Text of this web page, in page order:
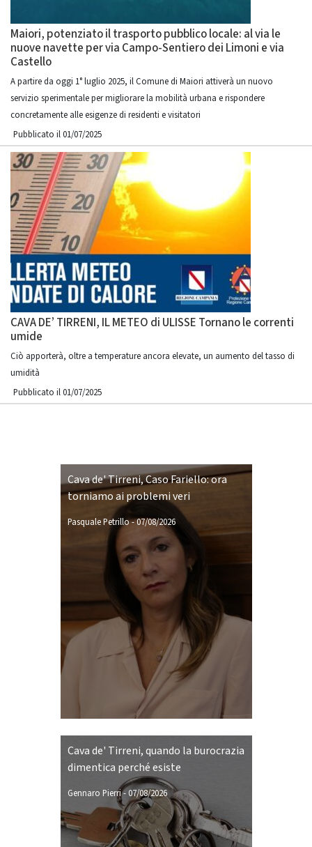
Maiori, potenziato il trasporto pubblico locale: al via le
nuove navette per via Campo-Sentiero dei Limoni e via
Castello
A partire da oggi 1° luglio 2025, il Comune di Maiori attiverà un nuovo
servizio sperimentale per migliorare la mobilità urbana e rispondere
concretamente alle esigenze di residenti e visitatori
Pubblicato il 01/07/2025
CAVA DE’ TIRRENI, IL METEO di ULISSE Tornano le correnti
umide
Ciò apporterà, oltre a temperature ancora elevate, un aumento del tasso di
umidità
Pubblicato il 01/07/2025
Cava de' Tirreni, Caso Fariello: ora
torniamo ai problemi veri
Pasquale Petrillo-07/08/2026
Cava de' Tirreni, quando la burocrazia
dimentica perché esiste
Gennaro Pierri- 07/08/2026